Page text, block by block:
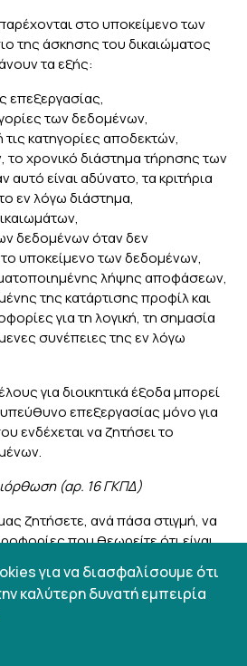
στο υποκείμενο των
της άσκησης του δικαιώματος
τα εξής:
επεξεργασίας,
των δεδομένων,
κατηγορίες αποδεκτών,
το χρονικό διάστημα τήρησης των
είναι αδύνατο, τα κριτήρια
εν λόγω διάστημα,
δεδομένων όταν δεν
υποκείμενο των δεδομένων,
λήψης αποφάσεων,
της κατάρτισης προφίλ και
για τη λογική, τη σημασία
συνέπειες της εν λόγω
για διοικητικά έξοδα μπορεί
επεξεργασίας μόνο για
ενδέχεται να ζητήσει το
(αρ. 16 ΓΚΠΔ)
ζητήσετε, ανά πάσα στιγμή, να
που θεωρείτε ότι είναι
που θεωρείτε ελλιπείς.
(αρ. 17 ΓΚΠΔ)
(«δικαίωμα στη λήθη»)
για να διασφαλίσουμε ότι
καλύτερη δυνατή εμπειρία